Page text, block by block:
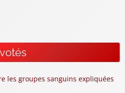
les groupes sanguins expliquées